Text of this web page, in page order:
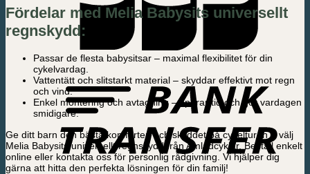
Fördelar med Melia Babysits universellt
regnskydd:
Passar de flesta babysitsar – maximal flexibilitet för din
cykelvardag.
Vattentätt och slitstarkt material – skyddar effektivt mot regn
och vind.
Enkel montering och avtagning – sparar tid och gör vardagen
smidigare.
Ge ditt barn den bästa komforten och skyddet på cykelturen – välj
Melia Babysits universellt regnskydd från Amladcyklar. Beställ enkelt
online eller kontakta oss för personlig rådgivning. Vi hjälper dig
gärna att hitta den perfekta lösningen för din familj!